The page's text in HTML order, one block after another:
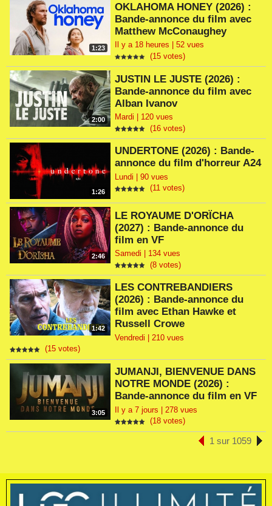
1:23
OKLAHOMA HONEY (2026) :
Bande-annonce du film avec
Matthew McConaughey
Il y a 18 heures | 52 vues
(15 votes)
2:00
JUSTIN LE JUSTE (2026) :
Bande-annonce du film avec
Alban Ivanov
Mardi | 120 vues
(16 votes)
1:26
UNDERTONE (2026) : Bande-
annonce du film d'horreur A24
Lundi | 90 vues
(11 votes)
2:46
LE ROYAUME D'ORÏCHA
(2027) : Bande-annonce du
film en VF
Samedi | 134 vues
(8 votes)
1:42
LES CONTREBANDIERS
(2026) : Bande-annonce du
film avec Ethan Hawke et
Russell Crowe
Vendredi | 210 vues
(15 votes)
3:05
JUMANJI, BIENVENUE DANS
NOTRE MONDE (2026) :
Bande-annonce du film en VF
Il y a 7 jours | 278 vues
(18 votes)
1 sur 1059